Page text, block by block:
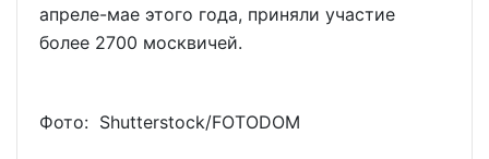
апреле-мае этого года, приняли участие
более 2700 москвичей.
Фото: Shutterstoсk/FOTODOM